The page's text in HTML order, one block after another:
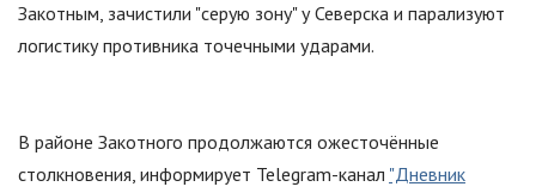
Закотным, зачистили "серую зону"у Северска и парализуют
логистику противника точечными ударами.
В районе Закотного продолжаются ожесточённые
столкновения, информирует Telegram-канал "Дневник